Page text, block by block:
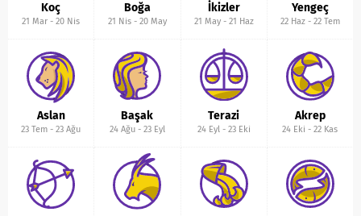
Koç
21 Mar -20 Nis
Boğa
21 Nis- 20 May
İkizler
21 May- 21 Haz
Yengeç
22 Haz- 22 Tem
Aslan
23 Tem -23 Ağu
Başak
24 Ağu- 23 Eyl
Terazi
24 Eyl- 23 Eki
Akrep
24 Eki -22 Kas